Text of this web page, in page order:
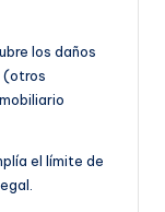
los daños
(otros
el límite de